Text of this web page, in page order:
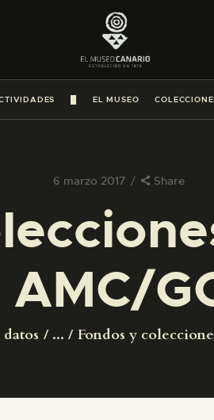
EL MUSEO
6 marzo 2017 Share
datos ... Fondos y
LA VISITA